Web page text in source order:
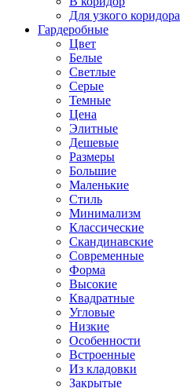
Для узкого коридора
Гардеробные
Цвет
Белые
Светлые
Серые
Темные
Цена
Элитные
Дешевые
Размеры
Большие
Маленькие
Стиль
Минимализм
Классические
Скандинавские
Современные
Форма
Высокие
Квадратные
Угловые
Низкие
Особенности
Встроенные
Из кладовки
Закрытые